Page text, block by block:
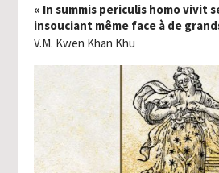
« In summis periculis homo vivit
insouciant même face à de
V.M. Kwen Khan Khu